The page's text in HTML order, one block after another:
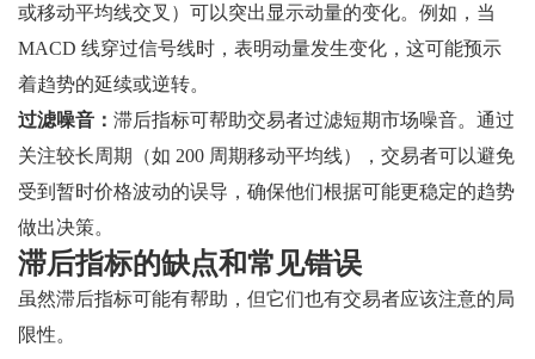
或移动平均线交叉）可以突出显示动量的变化。例如，当
MACD 线穿过信号线时，表明动量发生变化，这可能预示
着趋势的延续或逆转。
过滤噪音： 滞后指标可帮助交易者过滤短期市场噪音。通过
关注较长周期（如 200 周期移动平均线），交易者可以避免
受到暂时价格波动的误导，确保他们根据可能更稳定的趋势
做出决策。
滞后指标的缺点和常见错误
虽然滞后指标可能有帮助，但它们也有交易者应该注意的局
限性。